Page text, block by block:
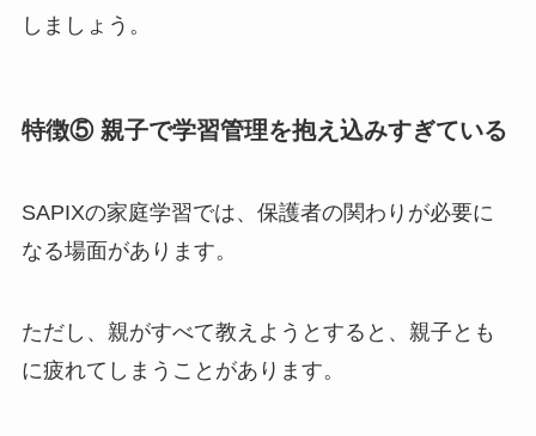
しましょう。
特徴⑤ 親子で学習管理を抱え込みすぎている
SAPIXの家庭学習では、保護者の関わりが必要に
なる場面があります。
ただし、親がすべて教えようとすると、親子とも
に疲れてしまうことがあります。